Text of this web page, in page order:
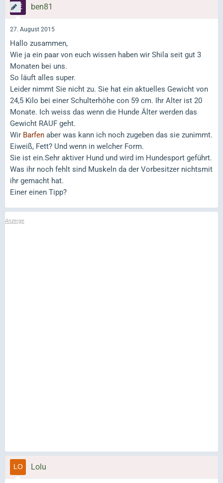
ben81
27. August 2015
Hallo zusammen,
Wie ja ein paar von euch wissen haben wir Shila seit gut 3
Monaten bei uns.
So läuft alles super.
Leider nimmt Sie nicht zu. Sie hat ein aktuelles Gewicht von
24,5 Kilo bei einer Schulterhöhe con 59 cm. Ihr Alter ist 20
Monate. Ich weiss das wenn die Hunde Älter werden das
Gewicht RAUF geht.
Wir Barfen aber was kann ich noch zugeben das sie zunimmt.
Eiweiß, Fett? Und wenn in welcher Form.
Sie ist ein.Sehr aktiver Hund und wird im Hundesport geführt.
Was ihr noch fehlt sind Muskeln da der Vorbesitzer nichtsmit
ihr gemacht hat.
Einer einen Tipp?
Lolu